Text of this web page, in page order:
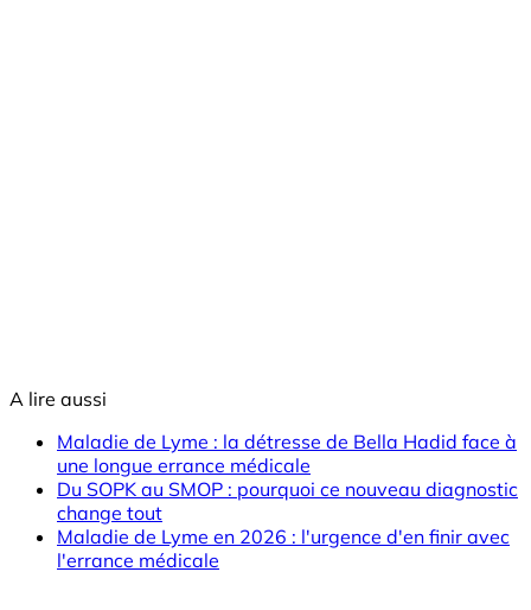
A lire aussi
Maladie de Lyme : la détresse de Bella Hadid face à
une longue errance médicale
Du SOPK au SMOP : pourquoi ce nouveau diagnostic
change tout
Maladie de Lyme en 2026 : l'urgence d'en finir avec
l'errance médicale